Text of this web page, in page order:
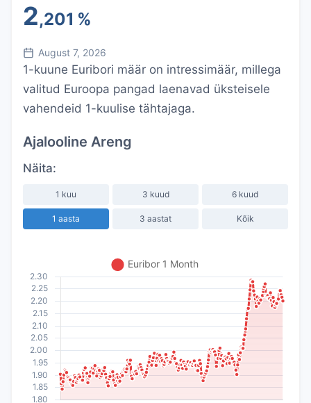
2,201 %
August 7, 2026
1-kuune Euribori määr on intressimäär, millega
valitud Euroopa pangad laenavad üksteisele
vahendeid 1-kuulise tähtajaga.
Ajalooline Areng
Näita:
1 kuu 3 kuud 6 kuud
1 aasta 3 aastat Kõik